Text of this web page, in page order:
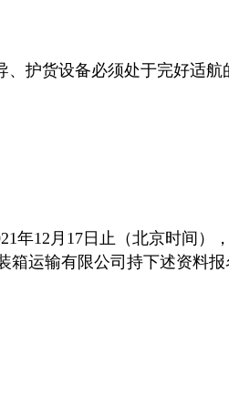
护货设备必须处于完好适航
年12月17日止（北京时间
运输有限公司持下述资料报